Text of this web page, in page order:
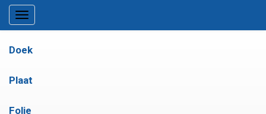
Doek
Plaat
Folie